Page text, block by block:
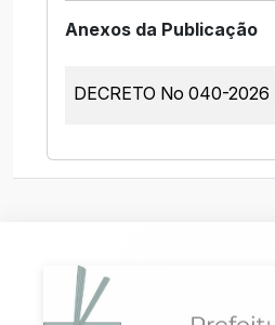
Anexos da Publicação
DECRETO No 040-